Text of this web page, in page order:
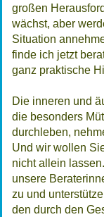
großen
wächst, aber
Situation
finde ich jetzt
ganz praktische
Die inneren und
die besonders
durchleben,
Und wir wollen
nicht allein
unsere
zu und
den durch den